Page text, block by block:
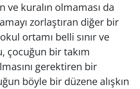
ve kuralın olmaması da
zorlaştıran diğer bir
ortamı belli sınır ve
çocuğun bir takım
gerektiren bir
böyle bir düzene alışkın